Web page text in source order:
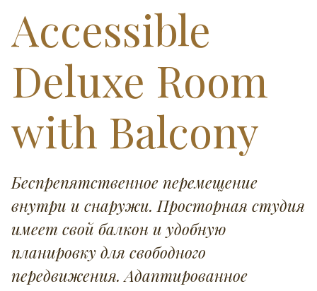
Accessible
Deluxe Room
with Balcony
Беспрепятственное перемещение
внутри и снаружи. Просторная студия
имеет свой балкон и удобную
планировку для свободного
передвижения. Адаптированное